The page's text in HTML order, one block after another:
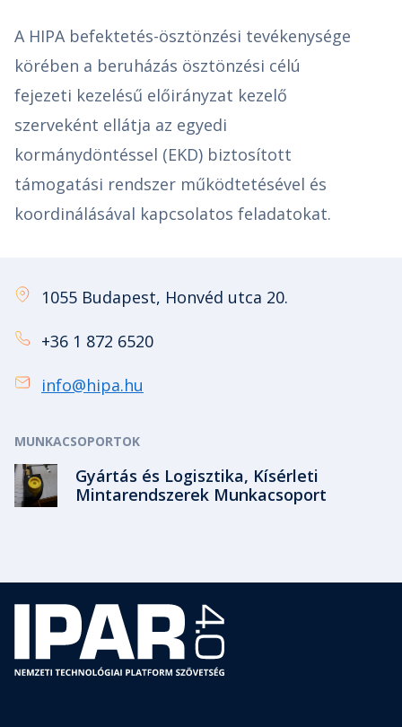
A HIPA befektetés-ösztönzési tevékenysége
körében a beruházás ösztönzési célú
fejezeti kezelésű előirányzat kezelő
szerveként ellátja az egyedi
kormánydöntéssel (EKD) biztosított
támogatási rendszer működtetésével és
koordinálásával kapcsolatos feladatokat.
1055 Budapest, Honvéd utca 20.
+36 1 872 6520
info@hipa.hu
MUNKACSOPORTOK
Gyártás és Logisztika, Kísérleti
Mintarendszerek Munkacsoport